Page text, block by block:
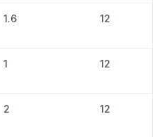
1.6 12
1 12
2 12